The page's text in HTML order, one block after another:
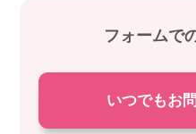
フォームで
いつでもお